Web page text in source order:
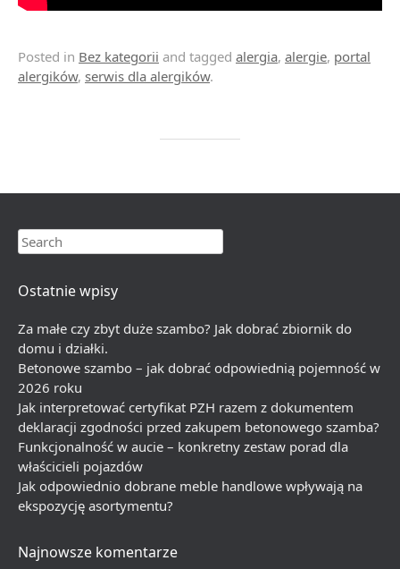
Posted in Bez kategorii and tagged alergia, alergie, portal
alergików, serwis dla alergików.
Search
Ostatnie wpisy
Za małe czy zbyt duże szambo? Jak dobrać zbiornik do
domu i działki.
Betonowe szambo – jak dobrać odpowiednią pojemność w
2026 roku
Jak interpretować certyfikat PZH razem z dokumentem
deklaracji zgodności przed zakupem betonowego szamba?
Funkcjonalność w aucie – konkretny zestaw porad dla
właścicieli pojazdów
Jak odpowiednio dobrane meble handlowe wpływają na
ekspozycję asortymentu?
Najnowsze komentarze